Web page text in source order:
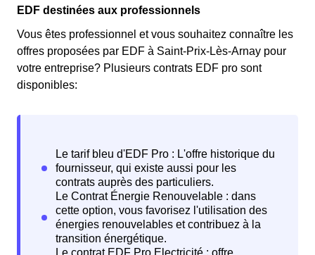
EDF destinées aux professionnels
Vous êtes professionnel et vous souhaitez connaître les
offres proposées par EDF à Saint-Prix-Lès-Arnay pour
votre entreprise? Plusieurs contrats EDF pro sont
disponibles: